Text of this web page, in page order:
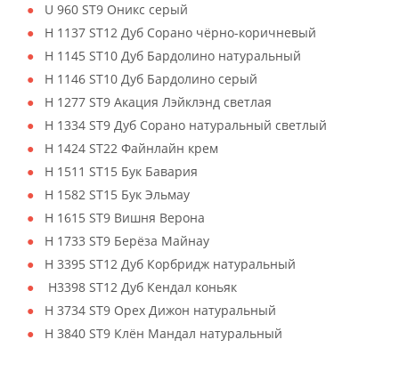
U 960 ST9 Оникс серый
H 1137 ST12 Дуб Сорано чёрно-коричневый
H 1145 ST10 Дуб Бардолино натуральный
H 1146 ST10 Дуб Бардолино серый
H 1277 ST9 Акация Лэйклэнд светлая
H 1334 ST9 Дуб Сорано натуральный светлый
H 1424 ST22 Файнлайн крем
H 1511 ST15 Бук Бавария
H 1582 ST15 Бук Эльмау
H 1615 ST9 Вишня Верона
H 1733 ST9 Берёза Майнау
H 3395 ST12 Дуб Корбридж натуральный
H3398 ST12 Дуб Кендал коньяк
H 3734 ST9 Орех Дижон натуральный
H 3840 ST9 Клён Мандал натуральный